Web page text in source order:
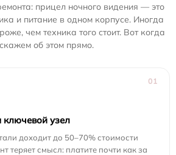
прицел ночного видения — это
и питание в одном корпусе. Иногда
чем техника того стоит. Вот когда
об этом прямо.
01
ключевой узел
доходит до 50–70% стоимости
теряет смысл: платите почти как за